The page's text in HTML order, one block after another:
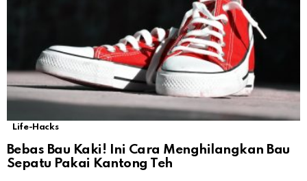
Life-Hacks
Bebas Bau Kaki! Ini Cara Menghilangkan Bau
Sepatu Pakai Kantong Teh